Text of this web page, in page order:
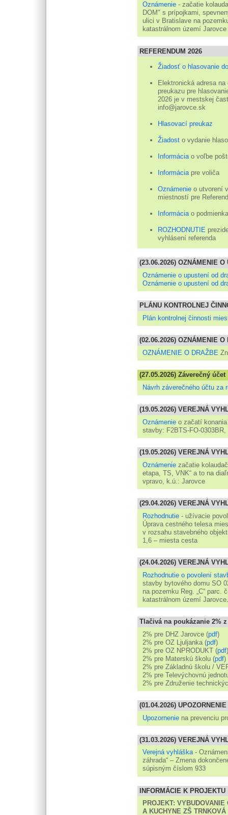
Oznámenie- začatie
DOM" s prípojkami,
ulici v Bratislave na
katastrálnom území Jarovce
REFERENDUM 2026
Žiadosť o hlasovanie
Elektronická adresa
preukazu pre
2026 je v mestskej
info@jarovce.sk
Hlasovací preukaz
Žiadost o vydanie
Informáciao voľbe
Informáciapre voliča
Oznámenie o utvorení
miestností pre
Informáciao
ROZHODNUTIE
vyhlásení referenda
(23.06.2026) OZNÁMENIE
Oznámenie o upustení od
Oznámenie o upustení od
PLÁNU KONTROLNEJ
Plán kontrolnej činnosti
(02.06.2026) OZNÁMENIE O
OZNÁMENIE O DRAŽBE
(27.05.2026) Záverečný účet
Návrh záverečného účtu za
(19.05.2026) VEREJNÁ
Oznámenieo začatí konania
stavby: F2BTS-FO-0303BR,
(19.05.2026) VEREJNÁ
Oznámeniezačatie
etapa, TS, VNK“ a to na
vpravo, k.ú.: Jarovce
(29.04.2026) VEREJNÁ
Rozhodnutie - užívacie
Úprava cestného telesa
v rozsahu stavebného
1,6 – miesta cesta
(24.04.2026) VEREJNÁ
Rozhodnutie o povolení
stavby bytového domu SO
na pozemku Reg. „C“ parc.
katastrálnom území Jarovce.
Tlačivá na poukázanie 2%
2% pre DHZ Jarovce (pdf)
2% pre OZ Ljuljanka (pdf)
2% pre OZ NPRODUKT (pdf)
2% pre Materskú školu (pdf)
2% pre Základnú školu /
2% pre Televýchovnú
2% pre Združenie
(01.04.2026) UPOZORNENIE
Upozorneniena prevenciu
(31.03.2026) VEREJNÁ
Verejná vyhláška-
záhrada“ – Zmena
súpisným číslom 933
INFORMÁCIE K PROJEKTU
PROJEKT: VYBUDOVANIE
A KUCHYNE ZŠ TRNKOVÁ